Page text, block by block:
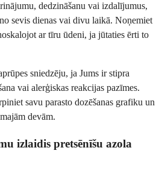
dedzināšanu vai izdalījumus,
sevis dienas vai divu laikā. Noņemiet
ar tīru ūdeni, ja jūtaties ērti to
sniedzēju, ja Jums ir stipra
vai alerģiskas reakcijas pazīmes.
savu parasto dozēšanas grafiku un
devām.
izlaidis pretsēnīšu azola